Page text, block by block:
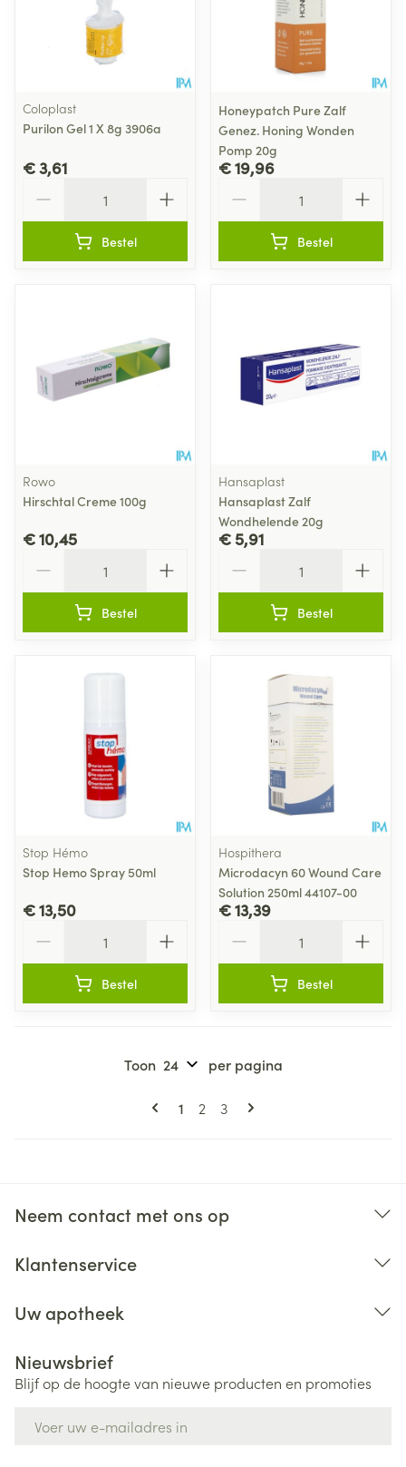
Coloplast
Purilon Gel 1 X 8g 3906a
€ 3,61
Bestel
Honeypatch Pure Zalf
Genez. Honing Wonden
Pomp 20g
€ 19,96
Bestel
Rowo
Hirschtal Creme 100g
€ 10,45
Bestel
Hansaplast
Hansaplast Zalf
Wondhelende 20g
€ 5,91
Bestel
Stop Hémo
Stop Hemo Spray 50ml
€ 13,50
Bestel
Hospithera
Microdacyn 60 Wound Care
Solution 250ml 44107-00
€ 13,39
Bestel
Pagina's
U lees momenteel pagina
1 Pagina
2 Pagina
3
Toon per pagina
Neem contact met ons op
Klantenservice
Uw apotheek
Nieuwsbrief
Blijf op de hoogte van nieuwe producten en promoties